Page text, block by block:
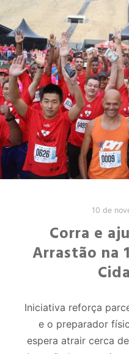
10 de
Corra e
Arrastão na
Iniciativa reforça
e o preparador
espera atrair cerca